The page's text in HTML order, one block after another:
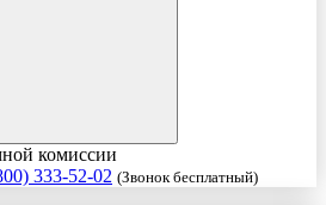
комиссии
333-52-02 (Звонок бесплатный)